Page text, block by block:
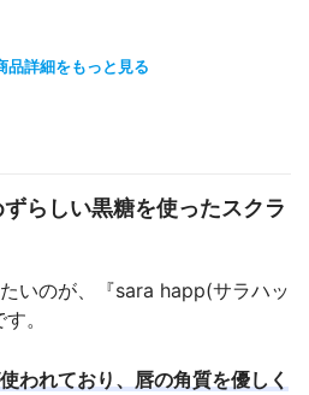
品詳細をもっと見る
らしい黒糖を使ったスクラ
いのが、『sara happ(サラハッ
。
われており、唇の角質を優しく